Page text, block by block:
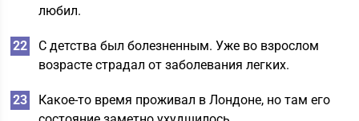
любил.
С детства был болезненным. Уже во взрослом
возрасте страдал от заболевания легких.
Какое-то время проживал в Лондоне, но там его